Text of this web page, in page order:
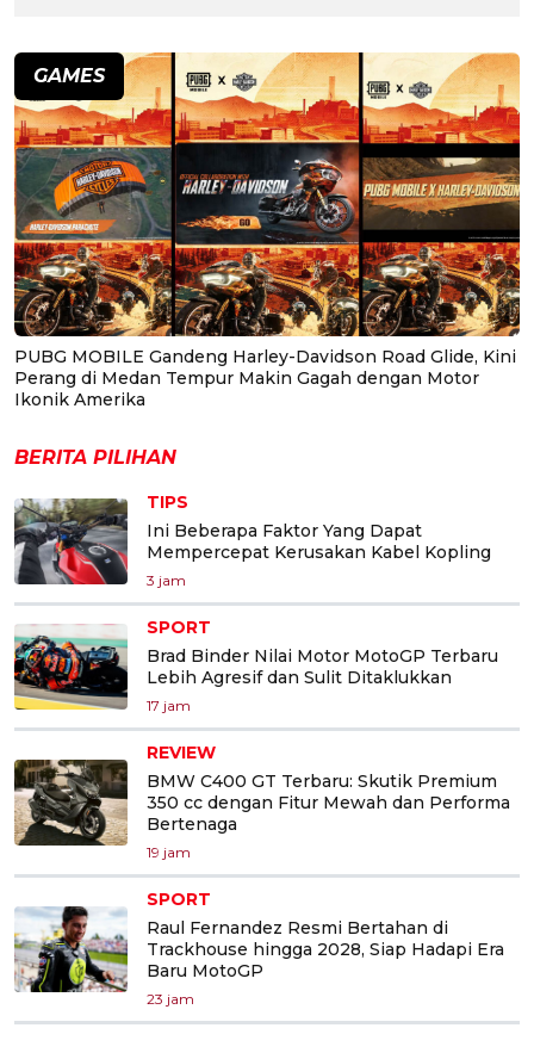
GAMES
PUBG MOBILE Gandeng Harley-Davidson Road Glide, Kini
Perang di Medan Tempur Makin Gagah dengan Motor
Ikonik Amerika
BERITA PILIHAN
TIPS
Ini Beberapa Faktor Yang Dapat
Mempercepat Kerusakan Kabel Kopling
3 jam
SPORT
Brad Binder Nilai Motor MotoGP Terbaru
Lebih Agresif dan Sulit Ditaklukkan
17 jam
REVIEW
BMW C400 GT Terbaru: Skutik Premium
350 cc dengan Fitur Mewah dan Performa
Bertenaga
19 jam
SPORT
Raul Fernandez Resmi Bertahan di
Trackhouse hingga 2028, Siap Hadapi Era
Baru MotoGP
23 jam